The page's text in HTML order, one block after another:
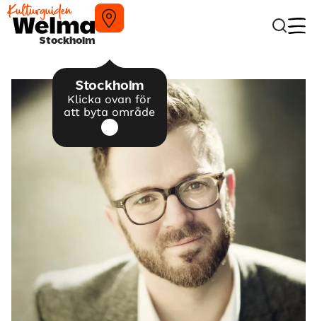
Stockholm
Stockholm
Klicka ovan för
att byta område